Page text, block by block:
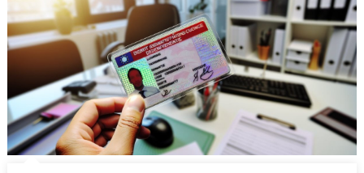
faux
dans
ces